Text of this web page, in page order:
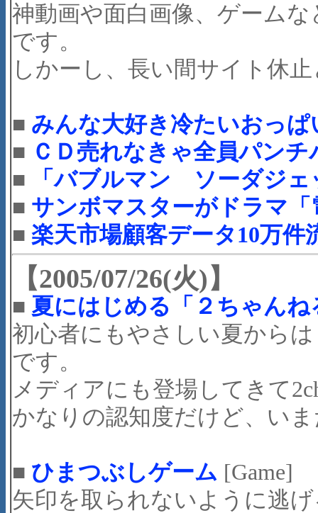
神動画や面白画像、ゲーム
です。
しかーし、長い間サイト休
■ みんな大好き冷たいおっぱ
■ ＣＤ売れなきゃ全員パンチ
■
「バブルマン ソーダジ
■ サンボマスターがドラマ
■ 楽天市場顧客データ10万
【2005/07/26(火)】
■ 夏にはじめる「２ちゃん
初心者にもやさしい夏から
です。
メディアにも登場してきて
かなりの認知度だけど、い
■ ひまつぶしゲーム [Game]
矢印を取られないように逃